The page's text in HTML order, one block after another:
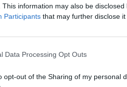
This information may also be
Participants that may further disclose
Data Processing Opt Outs
opt-out of the Sharing of my personal
netværk og støtte.
nærværet fra en frivillig